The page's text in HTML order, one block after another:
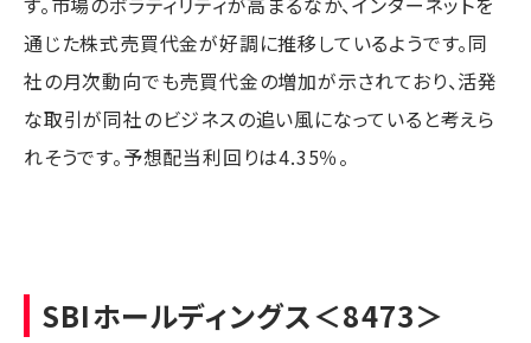
通じた株式売買代金が好調に推移しているようです。同
社の月次動向でも売買代金の増加が示されており、活発
な取引が同社のビジネスの追い風になっていると考えら
れそうです。予想配当利回りは4.35％。
SBIホールディングス＜8473＞